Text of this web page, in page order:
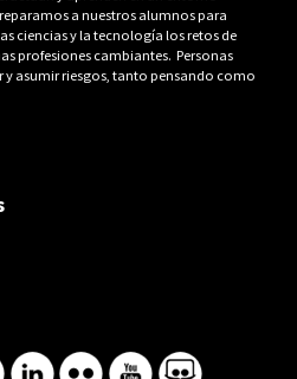
a nuestros alumnos para
ciencias y la tecnología los retos de
profesiones cambiantes. Personas
y asumir riesgos, tanto pensando como